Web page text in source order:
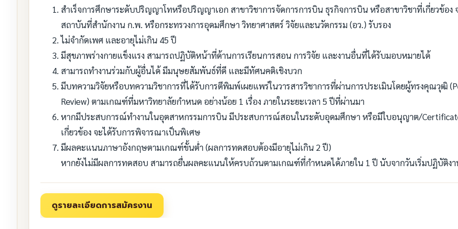
สำเร็จการศึกษาระดับปริญญาโทหรือปริญญาเอก สาขาวิชาการจัดการการบิน ธุรกิจการบิน หรือสาขาวิชาที่เกี่ยวข้อง
สถาบันที่สำนักงาน ก.พ. หรือกระทรวงการอุดมศึกษา วิทยาศาสตร์ วิจัยและนวัตกรรม (อว.) รับรอง
ไม่จำกัดเพศ และอายุไม่เกิน 45 ปี
มีสุขภาพร่างกายแข็งแรง สามารถปฏิบัติหน้าที่ด้านการเรียนการสอน การวิจัย และงานอื่นที่ได้รับมอบหมายได้
สามารถทำงานร่วมกับผู้อื่นได้ มีมนุษยสัมพันธ์ที่ดี และมีทัศนคติเชิงบวก
มีบทความวิจัยหรือบทความวิชาการที่ได้รับการตีพิมพ์เผยแพร่ในวารสารวิชาการที่ผ่านการประเมินโดยผู้ทรงคุณวุฒิ
Review) ตามเกณฑ์ที่มหาวิทยาลัยกำหนด อย่างน้อย 1 เรื่อง ภายในระยะเวลา 5 ปีที่ผ่านมา
หากมีประสบการณ์ทำงานในอุตสาหกรรมการบิน มีประสบการณ์สอนในระดับอุดมศึกษา หรือมีใบอนุญาต/
เกี่ยวข้อง จะได้รับการพิจารณาเป็นพิเศษ
มีผลคะแนนภาษาอังกฤษตามเกณฑ์ขั้นต่ำ (ผลการทดสอบต้องมีอายุไม่เกิน 2 ปี)
หากยังไม่มีผลการทดสอบ สามารถยื่นผลคะแนนให้ครบถ้วนตามเกณฑ์ที่กำหนดได้ภายใน 1 ปี นับจากวันเริ่มปฏิบัติง